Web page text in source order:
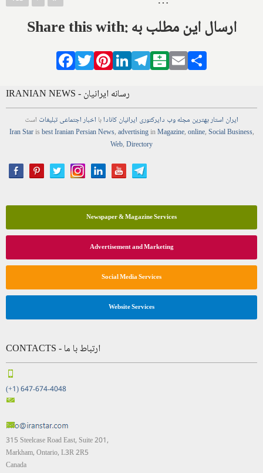
Share this with: ارسال این مطلب به
Facebook
TwitterPinterestLinkedIn
Telegram
Balatarin
Email
IRANIAN NEWS - رسانه ایرانیان
ایران استاربهترین مجلهوب دایرکتوری ایرانیان کانادابا اخباراجتماعیتبلیغات است
Iran Starisbest Iranian PersianNews,advertisinginMagazine,online,Social Business,
Web,Directory
Newspaper & Magazine Services
Advertisement and Marketing
Social Media Services
Website Services
CONTACTS - ارتباط با ما
(+1) 647-674-4048
315 Steelcase Road East, Suite 201,
Markham, Ontario, L3R 2R5
Canada